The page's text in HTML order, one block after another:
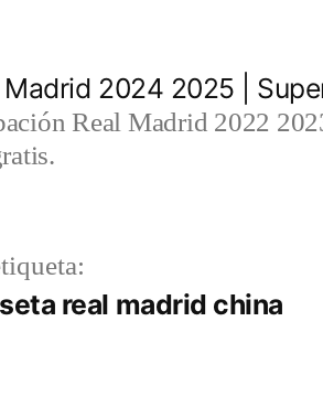
Madrid 2024 2025 |
Real Madrid 2022
real madrid china